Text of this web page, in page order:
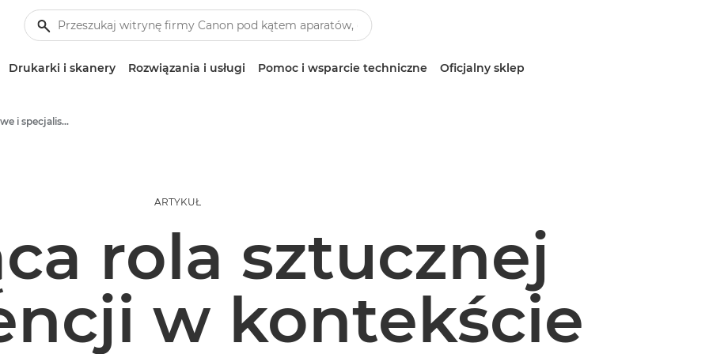
Drukarki i skanery Rozwiązania i usługi Pomoc i wsparcie techniczne Oficjalny sklep
Artykuły biznesowe i specjalistyczne
ARTYKUŁ
rola sztucznej
w kontekście